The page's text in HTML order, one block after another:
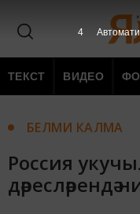
ТЕКСТ ВИДЕО
БЕЛМИ КАЛМА
Россия
дәресләрендә
3